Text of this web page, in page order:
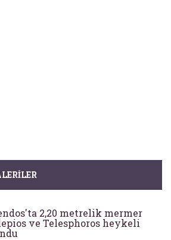
2,20 metrelik mermer
ve Telesphoros heykeli